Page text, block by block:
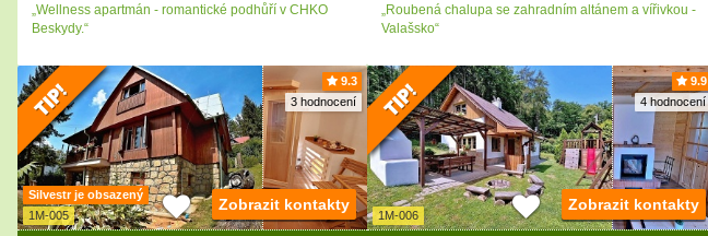
„Wellness apartmán - romantické podhůří v CHKO
Beskydy.“
„Roubená chalupa se zahradním altánem a vířivkou -
Valašsko“
9.3
3 hodnocení
Silvestr je obsazený
1M-005
Zobrazit kontakty
9.9
4 hodnocení
1M-006
Zobrazit kontakty